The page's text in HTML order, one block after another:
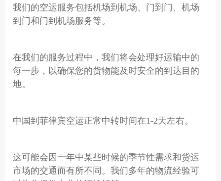
我们的空运服务包括机场到机场、门到门、机场
到门和门到机场服务等。
在我们的服务过程中，我们将会处理好运输中的
每一步，以确保您的货物能及时安全的到达目的
地。
中国到菲律宾空运正常中转时间在1-2天左右。
这可能会因一年中某些时候的季节性需求和货运
市场的交通而有所不同。我们多年的物流经验可